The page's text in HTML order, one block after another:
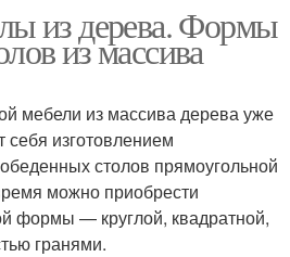
Деревянный стол
Дизайнерские столы
из дерева. Формы
из массива
мебели из массива дерева уже
изготовлением
столов прямоугольной
можно приобрести
формы — круглой, квадратной,
гранями.